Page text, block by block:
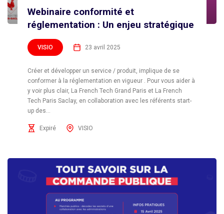
Webinaire conformité et
réglementation : Un enjeu stratégique
VISIO 23 avril 2025
Créer et développer un service / produit, implique de se
conformer à la réglementation en vigueur . Pour vous aider à
y voir plus clair, La French Tech Grand Paris et La French
Tech Paris Saclay, en collaboration avec les référents start-
up des...
Expiré VISIO